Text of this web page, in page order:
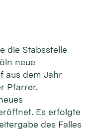
die Stabsstelle
neue
aus dem Jahr
Pfarrer.
Es erfolgte
des Falles